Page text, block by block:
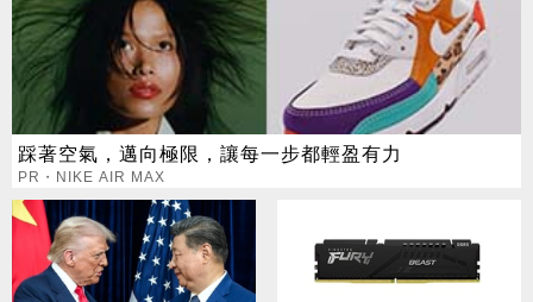
踩著空氣，邁向極限，讓每一步都輕盈有力
PR・NIKE AIR MAX